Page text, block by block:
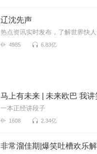
辽沈先声
热点资讯实时发布，了解世界快
4985 6.83亿
马上有未来 | 未来欧巴 我讲
一本正经讲段子
1608 2.34亿
非常溜佳期|爆笑吐槽欢乐